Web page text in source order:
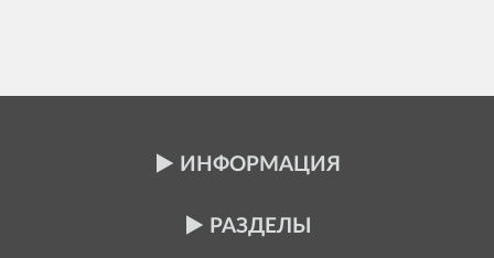
ИНФОРМАЦИЯ
РАЗДЕЛЫ